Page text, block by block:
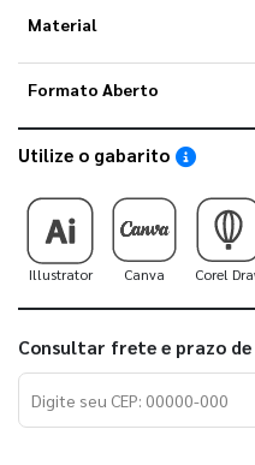
Material
Formato Aberto
Utilize o gabarito Saiba
Illustrator Canva Corel
Consultar frete e prazo